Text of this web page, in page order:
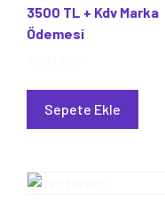
3500 TL + Kdv Marka
Ödemesi
Sepete Ekle